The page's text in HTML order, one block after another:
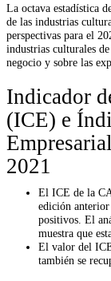
La octava estadística
de las industrias
perspectivas para el
industrias culturales
negocio y sobre las
Indicador
(ICE) e
2021
El ICE de la
edición
positivos. El
muestra que
El valor del
también se